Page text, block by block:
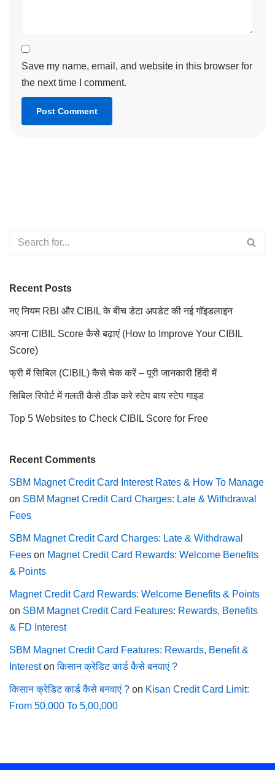
Save my name, email, and website in this browser for
the next time I comment.
Recent Posts
नए नियम RBl और CIBIL के बीच डेटा अपडेट की नई गॉइडलाइन
अपना CIBIL Score कैसे बढ़ाएं (How to Improve Your CIBIL
Score)
फ्री में सिबिल (CIBIL) कैसे चेक करें – पूरी जानकारी हिंदी में
सिबिल रिपोर्ट में गलती कैसे ठीक करे स्टेप बाय स्टेप गाइड
Top 5 Websites to Check CIBIL Score for Free
Recent Comments
SBM Magnet Credit Card Interest Rates & How To Manage
on SBM Magnet Credit Card Charges: Late & Withdrawal
Fees
SBM Magnet Credit Card Charges: Late & Withdrawal
Fees on Magnet Credit Card Rewards: Welcome Benefits
& Points
Magnet Credit Card Rewards: Welcome Benefits & Points
on SBM Magnet Credit Card Features: Rewards, Benefits
& FD Interest
SBM Magnet Credit Card Features: Rewards, Benefit &
Interestonकिसान क्रेडिट कार्ड कैसे बनवाएं ?
किसान क्रेडिट कार्ड कैसे बनवाएं ? on Kisan Credit Card Limit:
From 50,000 To 5,00,000